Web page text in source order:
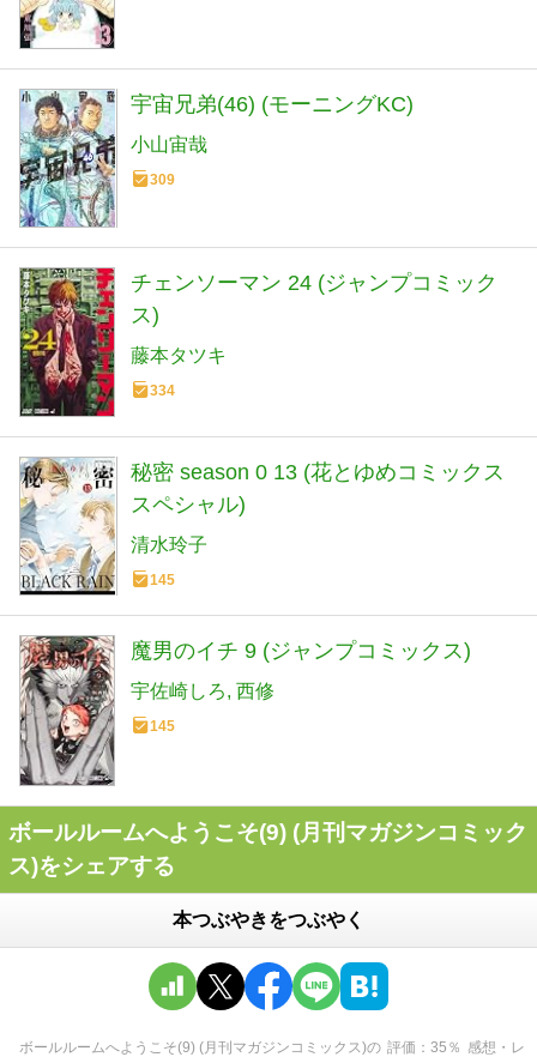
宇宙兄弟(46) (モーニングKC)
小山宙哉
309
チェンソーマン 24 (ジャンプコミック
ス)
藤本タツキ
334
秘密 season 0 13 (花とゆめコミックス
スペシャル)
清水玲子
145
魔男のイチ 9 (ジャンプコミックス)
宇佐崎しろ 西修
145
ボールルームへようこそ(9) (月刊マガジンコミック
ス)をシェアする
本つぶやきをつぶやく
ボールルームへようこそ(9) (月刊マガジンコミックス)の 評価 35 ％ 感想・レ